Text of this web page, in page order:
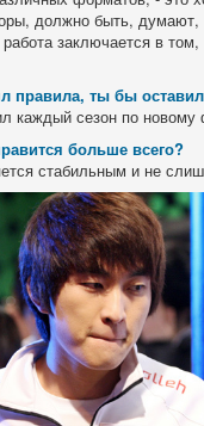
должно быть,
заключается в
правила, ты бы
каждый сезон по новому
больше всего?
стабильным и не